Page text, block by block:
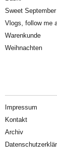
Sweet September
Vlogs, follow me
Warenkunde
Weihnachten
Impressum
Kontakt
Archiv